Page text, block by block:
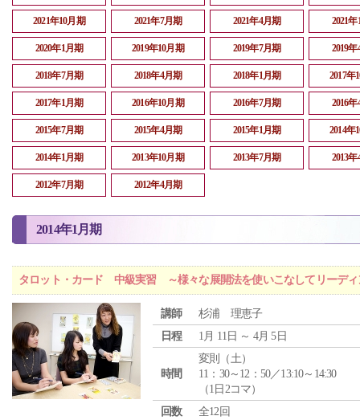
2021年10月期 2021年7月期 2021年4月期 2021
2020年1月期 2019年10月期 2019年7月期 2019
2018年7月期 2018年4月期 2018年1月期 2017年
2017年1月期 2016年10月期 2016年7月期 2016
2015年7月期 2015年4月期 2015年1月期 2014年
2014年1月期 2013年10月期 2013年7月期 2013
2012年7月期 2012年4月期
2014年1月期
タロット・カード 中級実習 ～様々な展開法を使いこなしてリーディ
講師
杉浦 理恵子
日程
1月 11日 ～ 4月 5日
時間
変則（土）
11：30～12：50／13:10～14:30
（1日2コマ）
回数
全12回